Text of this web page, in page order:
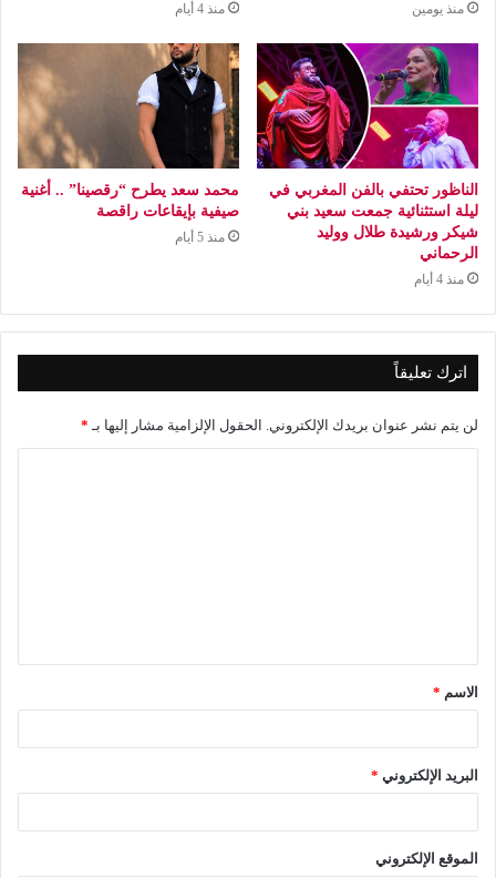
منذ يومين منذ 4 أيام
الناظور تحتفي بالفن المغربي في
ليلة استثنائية جمعت سعيد بني
شيكر ورشيدة طلال ووليد
الرحماني
منذ 4 أيام
محمد سعد يطرح “رقصينا” .. أغنية
صيفية بإيقاعات راقصة
منذ 5 أيام
اترك تعليقاً
لن يتم نشر عنوان بريدك الإلكتروني. الحقول الإلزامية مشار إليها بـ *
ق
*الاسم *
البريد الإلكتروني *
الموقع الإلكتروني